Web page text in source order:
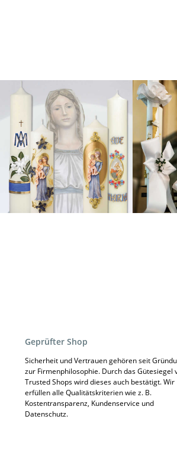
Geprüfter Shop
Sicherheit und Vertrauen gehören seit
zur Firmenphilosophie. Durch das Gütesiegel
Trusted Shops wird dieses auch bestätigt. Wir
erfüllen alle Qualitätskriterien wie z. B.
Kostentransparenz, Kundenservice und
Datenschutz.